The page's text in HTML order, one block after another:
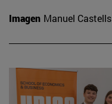
Imagen Manuel Castells